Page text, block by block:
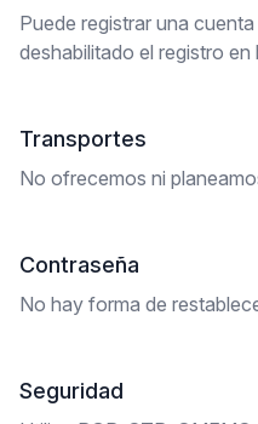
Puede registrar una
deshabilitado el registro en
Transportes
No ofrecemos ni
Contraseña
No hay forma de
Seguridad